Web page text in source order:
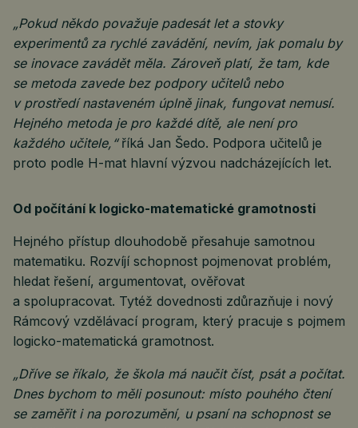
„Pokud někdo považuje padesát let a stovky
experimentů za rychlé zavádění, nevím, jak pomalu by
se inovace zavádět měla. Zároveň platí, že tam, kde
se metoda zavede bez podpory učitelů nebo
v prostředí nastaveném úplně jinak, fungovat nemusí.
Hejného metoda je pro každé dítě, ale není pro
každého učitele,“říká Jan Šedo. Podpora učitelů je
proto podle H-mat hlavní výzvou nadcházejících let.
Od počítání k logicko-matematické gramotnosti
Hejného přístup dlouhodobě přesahuje samotnou
matematiku. Rozvíjí schopnost pojmenovat problém,
hledat řešení, argumentovat, ověřovat
a spolupracovat. Tytéž dovednosti zdůrazňuje i nový
Rámcový vzdělávací program, který pracuje s pojmem
logicko-matematická gramotnost.
„Dříve se říkalo, že škola má naučit číst, psát a počítat.
Dnes bychom to měli posunout: místo pouhého čtení
se zaměřit i na porozumění, u psaní na schopnost se